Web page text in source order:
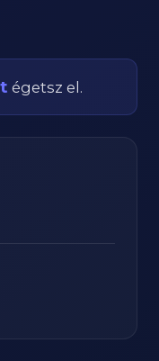
égetsz el.